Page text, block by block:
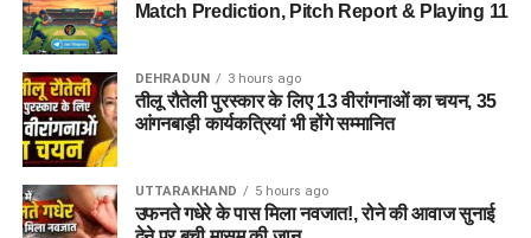
Match Prediction, Pitch Report & Playing 11
DEHRADUN 3 hours ago
तीलू रौतेली पुरस्कार के लिए 13 वीरांगनाओं का चयन, 35
आंगनबाड़ी कार्यकत्रियां भी होंगे सम्मानित
UTTARAKHAND 5 hours ago
उफनते गधेरे के पास मिला नवजात!, रोने की आवाज सुनाई